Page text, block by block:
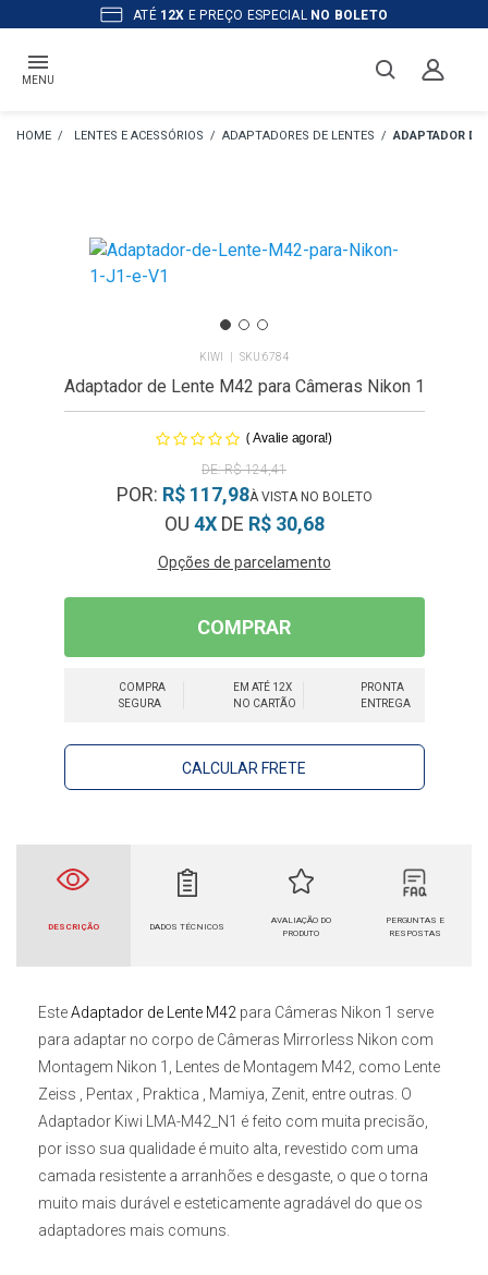
ATÉ 12X E PREÇO ESPECIAL NO BOLETO
MENU
LENTES E ACESSÓRIOS ADAPTADORES DE LENTES ADAPTADOR DE
KIWI 6784
Adaptador de Lente M42 para Câmeras Nikon 1
(Avalie agora!)
R$ 124,41
POR: R$ 117,98
OU 4XDE R$ 30,68
Opções de parcelamento
COMPRAR
COMPRA
SEGURA
EM ATÉ 12X
NO CARTÃO
PRONTA
ENTREGA
CALCULAR FRETE
DESCRIÇÃO DADOS TÉCNICOS
AVALIAÇÃO DO
PRODUTO
PERGUNTAS E
RESPOSTAS
EsteAdaptador de Lente M42 para Câmeras Nikon 1 serve
para adaptar no corpo de Câmeras Mirrorless Nikon com
Montagem Nikon 1 , Lentes de Montagem M42, como Lente
Zeiss , Pentax , Praktica , Mamiya, Zenit, entre outras. O
Adaptador Kiwi LMA-M42_N1 é feito com muita precisão,
por isso sua qualidade é muito alta, revestido com uma
camada resistente a arranhões e desgaste, o que o torna
muito mais durável e esteticamente agradável do que os
adaptadores mais comuns.